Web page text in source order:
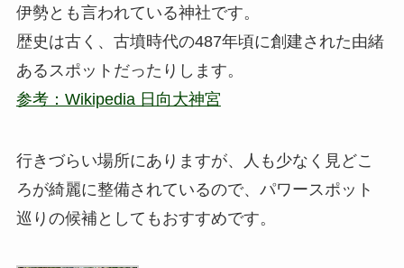
伊勢とも言われている神社です。
歴史は古く、古墳時代の487年頃に創建された由緒
あるスポットだったりします。
参考：Wikipedia 日向大神宮
行きづらい場所にありますが、人も少なく見どこ
ろが綺麗に整備されているので、パワースポット
巡りの候補としてもおすすめです。